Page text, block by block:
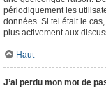
périodiquement les
données. Si tel était le
plus activement aux
Haut
J’ai perdu mon mot de